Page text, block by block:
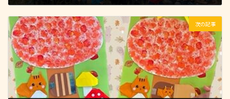
次の記事